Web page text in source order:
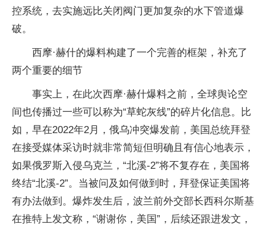
控系统，去实施远比关闭阀门更加复杂的水下管道爆
破。
西摩·赫什的爆料构建了一个完善的框架，补充了
两个重要的细节
事实上，在此次西摩·赫什爆料之前，全球舆论空
间也传播过一些可以称为“草蛇灰线”的碎片化信息。比
如，早在2022年2月，俄乌冲突爆发前，美国总统拜登
在接受媒体采访时就非常简短但明确且有信心地表示，
如果俄罗斯入侵乌克兰，“北溪-2”将不复存在，美国将
终结“北溪-2”。当被问及如何做到时，拜登保证美国将
有办法做到。爆炸发生后，波兰前外交部长西科尔斯基
在推特上发文称，“谢谢你，美国”，后续还跟进发文，